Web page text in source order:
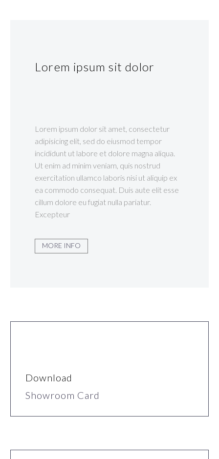
Lorem ipsum sit dolor
Lorem ipsum dolor sit amet, consectetur
adipisicing elit, sed do eiusmod tempor
incididunt ut labore et dolore magna aliqua.
Ut enim ad minim veniam, quis nostrud
exercitation ullamco laboris nisi ut aliquip ex
ea commodo consequat. Duis aute elit esse
cillum dolore eu fugiat nulla pariatur.
Excepteur
MORE INFO
Download
Showroom Card